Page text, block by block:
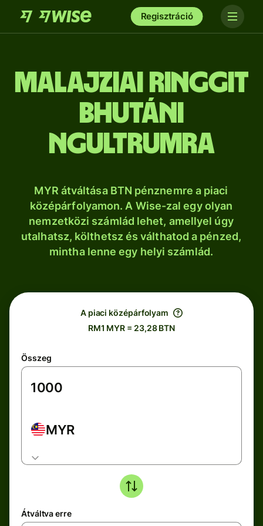
Regisztráció
malajziai ringgit
bhutáni
ngultrumra
MYR átváltása BTN pénznemre a piaci
középárfolyamon. A Wise-zal egy olyan
nemzetközi számlád lehet, amellyel úgy
utalhatsz, költhetsz és válthatod a pénzed,
mintha lenne egy helyi számlád.
A piaci középárfolyam
RM1 MYR = 23,28 BTN
Összeg
MYR
Átváltva erre